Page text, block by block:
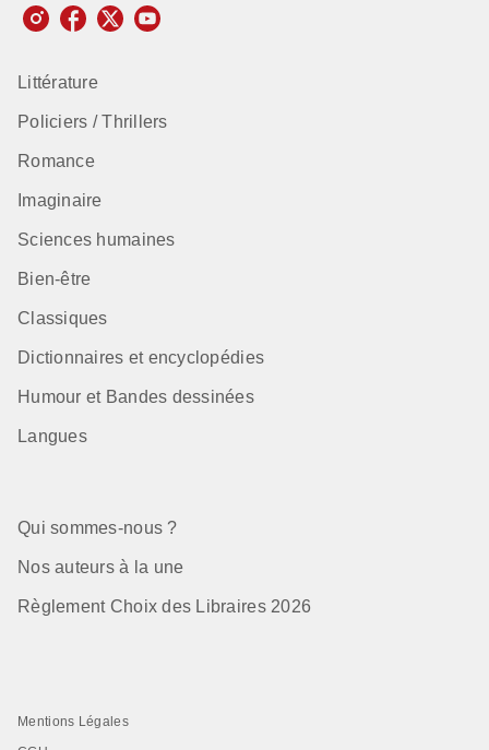
Littérature
Policiers / Thrillers
Romance
Imaginaire
Sciences humaines
Bien-être
Classiques
Dictionnaires et encyclopédies
Humour et Bandes dessinées
Langues
Qui sommes-nous ?
Nos auteurs à la une
Règlement Choix des Libraires 2026
Mentions Légales